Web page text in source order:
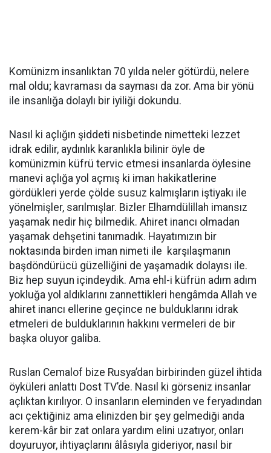
Komünizm insanlıktan 70 yılda neler götürdü, nelere
mal oldu; kavraması da sayması da zor. Ama bir yönü
ile insanlığa dolaylı bir iyiliği dokundu.
Nasıl ki açlığın şiddeti nisbetinde nimetteki lezzet
idrak edilir, aydınlık karanlıkla bilinir öyle de
komünizmin küfrü tervic etmesi insanlarda öylesine
manevi açlığa yol açmış ki iman hakikatlerine
gördükleri yerde çölde susuz kalmışların iştiyakı ile
yönelmişler, sarılmışlar. Bizler Elhamdülillah imansız
yaşamak nedir hiç bilmedik. Ahiret inancı olmadan
yaşamak dehşetini tanımadık. Hayatımızın bir
noktasında birden iman nimeti ile karşılaşmanın
başdöndürücü güzelliğini de yaşamadık dolayısı ile.
Biz hep suyun içindeydik. Ama ehl-i küfrün adım adım
yokluğa yol aldıklarını zannettikleri hengâmda Allah ve
ahiret inancı ellerine geçince ne bulduklarını idrak
etmeleri de bulduklarının hakkını vermeleri de bir
başka oluyor galiba.
Ruslan Cemalof bize Rusya’dan birbirinden güzel ihtida
öyküleri anlattı Dost TV’de. Nasıl ki görseniz insanlar
açlıktan kırılıyor. O insanların eleminden ve feryadından
acı çektiğiniz ama elinizden bir şey gelmediği anda
kerem-kâr bir zat onlara yardım elini uzatıyor, onları
doyuruyor, ihtiyaçlarını âlâsıyla gideriyor, nasıl bir